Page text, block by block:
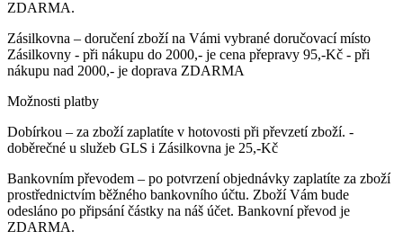
ZDARMA.
Zásilkovna – doručení zboží na Vámi vybrané doručovací místo
Zásilkovny - při nákupu do 2000,- je cena přepravy 95,-Kč - při
nákupu nad 2000,- je doprava ZDARMA
Možnosti platby
Dobírkou – za zboží zaplatíte v hotovosti při převzetí zboží. -
doběrečné u služeb GLS i Zásilkovna je 25,-Kč
Bankovním převodem – po potvrzení objednávky zaplatíte za zboží
prostřednictvím běžného bankovního účtu. Zboží Vám bude
odesláno po připsání částky na náš účet. Bankovní převod je
ZDARMA.